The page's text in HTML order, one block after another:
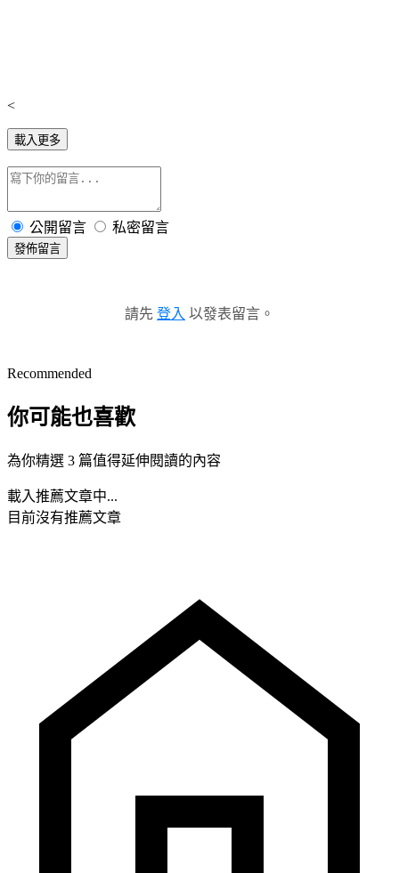
<
載入更多
公開留言 私密留言
發佈留言
請先 登入 以發表留言。
Recommended
你可能也喜歡
為你精選 3 篇值得延伸閱讀的內容
載入推薦文章中...
目前沒有推薦文章